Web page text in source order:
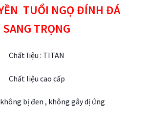
TUỔI NGỌ ĐÍNH ĐÁ
SANG TRỌNG
Chất liệu : TITAN
Chất liệu cao cấp
bị đen , không gây dị ứng